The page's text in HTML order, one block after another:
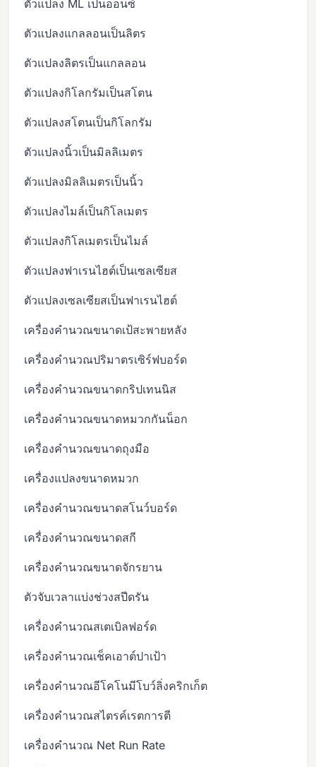
ตัวแปลง ML เป็นออนซ์
ตัวแปลงแกลลอนเป็นลิตร
ตัวแปลงลิตรเป็นแกลลอน
ตัวแปลงกิโลกรัมเป็นสโตน
ตัวแปลงสโตนเป็นกิโลกรัม
ตัวแปลงนิ้วเป็นมิลลิเมตร
ตัวแปลงมิลลิเมตรเป็นนิ้ว
ตัวแปลงไมล์เป็นกิโลเมตร
ตัวแปลงกิโลเมตรเป็นไมล์
ตัวแปลงฟาเรนไฮต์เป็นเซลเซียส
ตัวแปลงเซลเซียสเป็นฟาเรนไฮต์
เครื่องคำนวณขนาดเป้สะพายหลัง
เครื่องคำนวณปริมาตรเซิร์ฟบอร์ด
เครื่องคำนวณขนาดกริปเทนนิส
เครื่องคำนวณขนาดหมวกกันน็อก
เครื่องคำนวณขนาดถุงมือ
เครื่องแปลงขนาดหมวก
เครื่องคำนวณขนาดสโนว์บอร์ด
เครื่องคำนวณขนาดสกี
เครื่องคำนวณขนาดจักรยาน
ตัวจับเวลาแบ่งช่วงสปีดรัน
เครื่องคำนวณสเตเบิลฟอร์ด
เครื่องคำนวณเช็คเอาต์ปาเป้า
เครื่องคำนวณอีโคโนมีโบว์ลิ่งคริกเก็ต
เครื่องคำนวณสไตรค์เรตการตี
เครื่องคำนวณ Net Run Rate